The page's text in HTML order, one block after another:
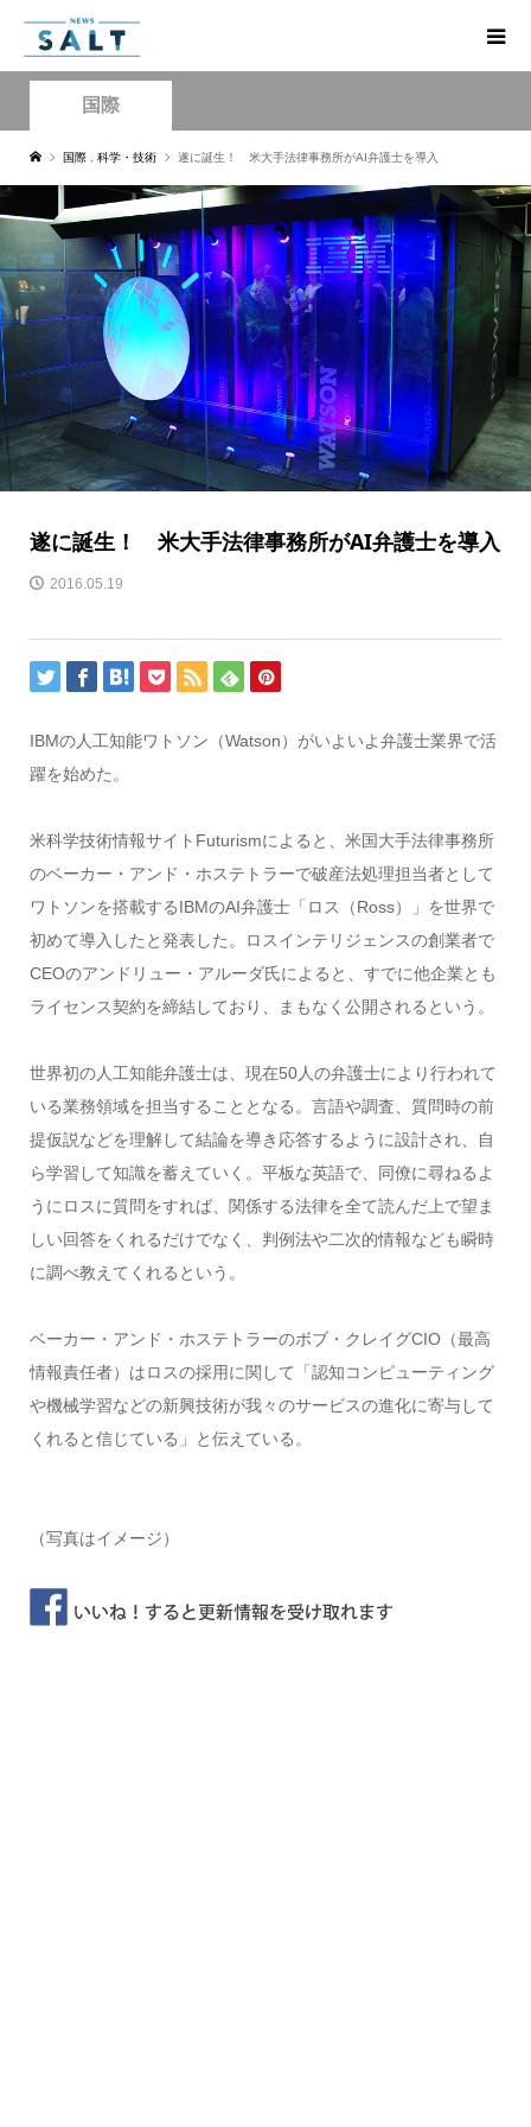
国際
国際 科学・技術 遂に誕生！ 米大手法律事務所がAI弁護士を導入
遂に誕生！ 米大手法律事務所がAI弁護士を導入
2016.05.19
IBMの人工知能ワトソン（Watson）がいよいよ弁護士業界で活
躍を始めた。
米科学技術情報サイトFuturismによると、米国大手法律事務所
のベーカー・アンド・ホステトラーで破産法処理担当者として
ワトソンを搭載するIBMのAI弁護士「ロス（Ross）」を世界で
初めて導入したと発表した。ロスインテリジェンスの創業者で
CEOのアンドリュー・アルーダ氏によると、すでに他企業とも
ライセンス契約を締結しており、まもなく公開されるという。
世界初の人工知能弁護士は、現在50人の弁護士により行われて
いる業務領域を担当することとなる。言語や調査、質問時の前
提仮説などを理解して結論を導き応答するように設計され、自
ら学習して知識を蓄えていく。平板な英語で、同僚に尋ねるよ
うにロスに質問をすれば、関係する法律を全て読んだ上で望ま
しい回答をくれるだけでなく、判例法や二次的情報なども瞬時
に調べ教えてくれるという。
ベーカー・アンド・ホステトラーのボブ・クレイグCIO（最高
情報責任者）はロスの採用に関して「認知コンピューティング
や機械学習などの新興技術が我々のサービスの進化に寄与して
くれると信じている」と伝えている。
（写真はイメージ）